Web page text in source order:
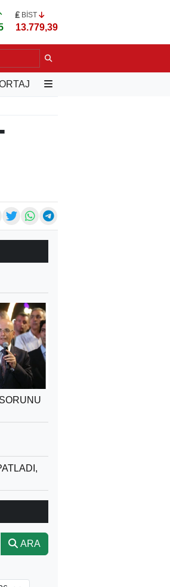
BİST
13.779,39
9 SAAT ÖNCE
ARA